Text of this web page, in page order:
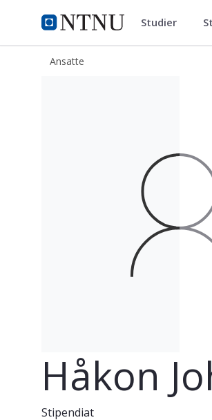
NTNU Hjemmeside
ntnu.no Studier
Ansatte
Håkon
Stipendiat